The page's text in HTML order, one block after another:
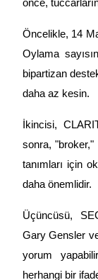
önce,
Öncelikle, 14
Oylama
bipartizan
daha az kesin.
İkincisi,
sonra, "broker,"
tanımları için
daha önemlidir.
Üçüncüsü,
Gary Gensler
yorum
herhangi bir